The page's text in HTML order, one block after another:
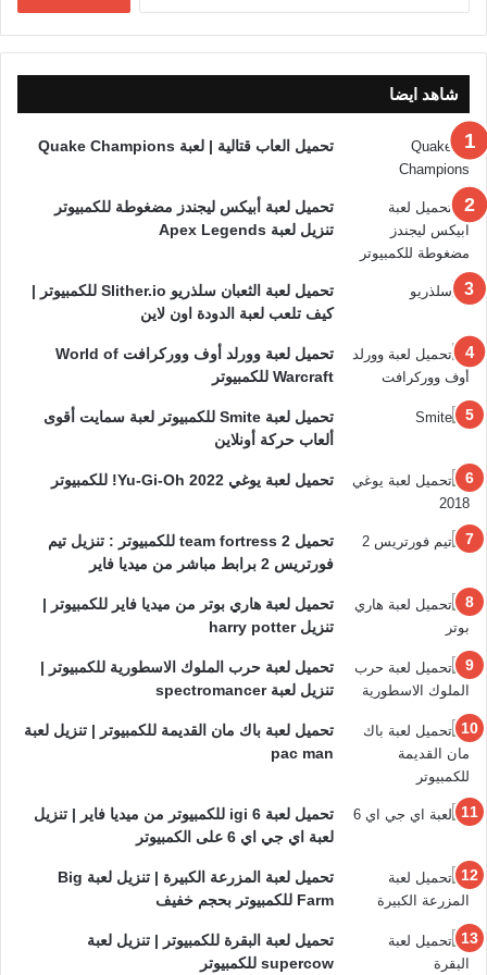
شاهد ايضا
تحميل العاب قتالية | لعبة Quake Champions
تحميل لعبة أبيكس ليجندز مضغوطة للكمبيوتر
تنزيل لعبة Apex Legends
تحميل لعبة الثعبان سلذريو Slither.io للكمبيوتر |
كيف تلعب لعبة الدودة اون لاين
تحميل لعبة وورلد أوف ووركرافت World of
Warcraft للكمبيوتر
تحميل لعبة Smite للكمبيوتر لعبة سمايت أقوى
ألعاب حركة أونلاين
تحميل لعبة يوغي 2022 Yu-Gi-Oh! للكمبيوتر
تحميل team fortress 2 للكمبيوتر : تنزيل تيم
فورتريس 2 برابط مباشر من ميديا فاير
تحميل لعبة هاري بوتر من ميديا فاير للكمبيوتر |
تنزيل harry potter
تحميل لعبة حرب الملوك الاسطورية للكمبيوتر |
تنزيل لعبة spectromancer
تحميل لعبة باك مان القديمة للكمبيوتر | تنزيل لعبة
pac man
تحميل لعبة igi 6 للكمبيوتر من ميديا فاير | تنزيل
لعبة اي جي اي 6 على الكمبيوتر
تحميل لعبة المزرعة الكبيرة | تنزيل لعبة Big
Farm للكمبيوتر بحجم خفيف
تحميل لعبة البقرة للكمبيوتر | تنزيل لعبة
supercow للكمبيوتر